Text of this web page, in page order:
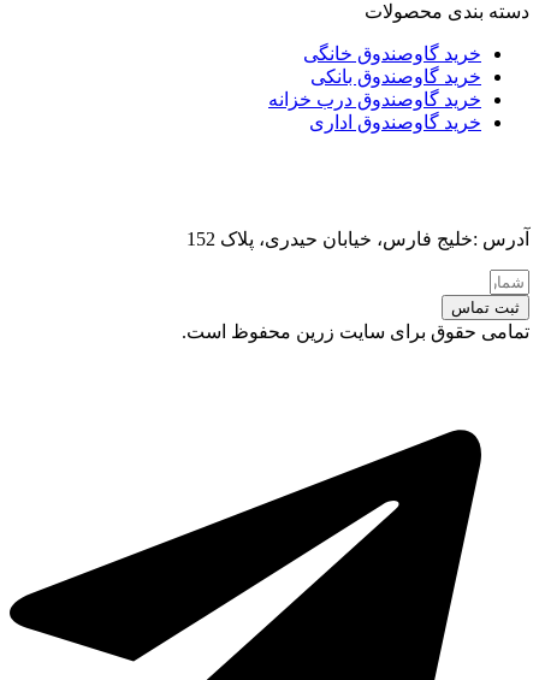
دسته بندی محصولات
خرید گاوصندوق خانگی
خرید گاوصندوق بانکی
خرید گاوصندوق درب خزانه
خرید گاوصندوق اداری
آدرس :خلیج فارس، خیابان حیدری، پلاک 152
ثبت تماس
تمامی حقوق برای سایت زرین محفوظ است.